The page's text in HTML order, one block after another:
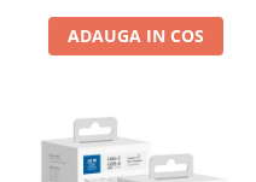
ADAUGA IN COS